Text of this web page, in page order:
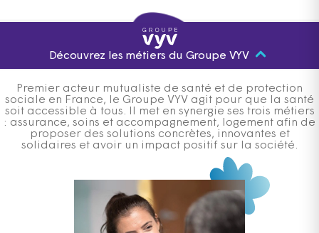
Découvrez les métiers du Groupe VYV
Premier acteur mutualiste de santé et de protection
sociale en France, le Groupe VYV agit pour que la santé
soit accessible à tous. Il met en synergie ses trois métiers
: assurance, soins et accompagnement, logement afin de
proposer des solutions concrètes, innovantes et
solidaires et avoir un impact positif sur la société.